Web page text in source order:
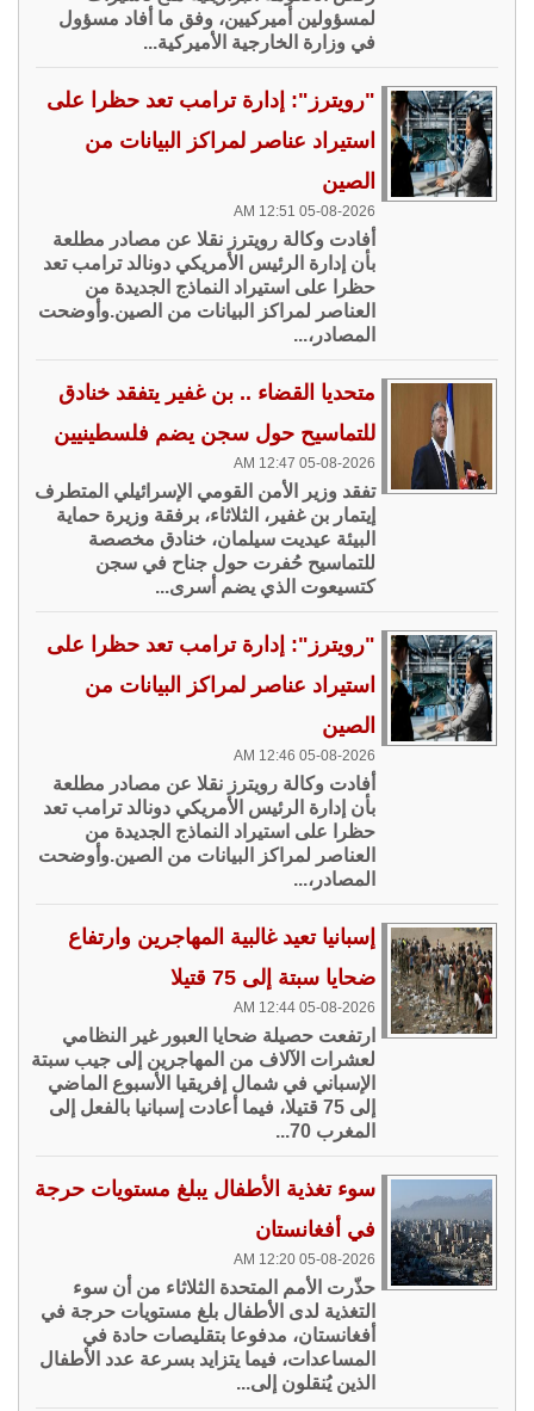
لمسؤولين أميركيين، وفق ما أفاد مسؤول
في وزارة الخارجية الأميركية...
"رويترز": إدارة ترامب تعد حظرا على
استيراد عناصر لمراكز البيانات من
الصين
05-08-2026 12:51 AM
أفادت وكالة رويترز نقلا عن مصادر مطلعة
بأن إدارة الرئيس الأمريكي دونالد ترامب تعد
حظرا على استيراد النماذج الجديدة من
العناصر لمراكز البيانات من الصين.وأوضحت
المصادر،...
متحديا القضاء .. بن غفير يتفقد خنادق
للتماسيح حول سجن يضم فلسطينيين
05-08-2026 12:47 AM
تفقد وزير الأمن القومي الإسرائيلي المتطرف
إيتمار بن غفير، الثلاثاء، برفقة وزيرة حماية
البيئة عيديت سيلمان، خنادق مخصصة
للتماسيح حُفرت حول جناح في سجن
كتسيعوت الذي يضم أسرى...
"رويترز": إدارة ترامب تعد حظرا على
استيراد عناصر لمراكز البيانات من
الصين
05-08-2026 12:46 AM
أفادت وكالة رويترز نقلا عن مصادر مطلعة
بأن إدارة الرئيس الأمريكي دونالد ترامب تعد
حظرا على استيراد النماذج الجديدة من
العناصر لمراكز البيانات من الصين.وأوضحت
المصادر،...
إسبانيا تعيد غالبية المهاجرين وارتفاع
ضحايا سبتة إلى 75 قتيلا
05-08-2026 12:44 AM
ارتفعت حصيلة ضحايا العبور غير النظامي
لعشرات الآلاف من المهاجرين إلى جيب سبتة
الإسباني في شمال إفريقيا الأسبوع الماضي
إلى 75 قتيلا، فيما أعادت إسبانيا بالفعل إلى
المغرب 70...
سوء تغذية الأطفال يبلغ مستويات حرجة
في أفغانستان
05-08-2026 12:20 AM
حذّرت الأمم المتحدة الثلاثاء من أن سوء
التغذية لدى الأطفال بلغ مستويات حرجة في
أفغانستان، مدفوعا بتقليصات حادة في
المساعدات، فيما يتزايد بسرعة عدد الأطفال
الذين يُنقلون إلى...